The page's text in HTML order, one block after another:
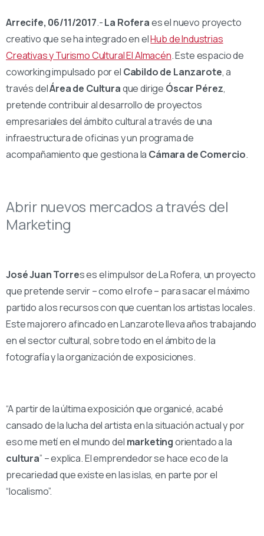
Arrecife, 06/11/2017.-La Roferaes el nuevo proyecto
creativo que se ha integrado en elHub de Industrias
Creativas y Turismo Cultural El Almacén. Este espacio de
coworking impulsado por el Cabildo de Lanzarote, a
través delÁrea de Culturaque dirige Óscar Pérez,
pretende contribuir al desarrollo de proyectos
empresariales del ámbito cultural a través de una
infraestructura de oficinas y un programa de
acompañamiento que gestiona la Cámara de Comercio.
Abrir nuevos mercados a través del
Marketing
José Juan Torres es el impulsor de La Rofera, un proyecto
que pretende servir – como el rofe – para sacar el máximo
partido a los recursos con que cuentan los artistas locales.
Este majorero afincado en Lanzarote lleva años trabajando
en el sector cultural, sobre todo en el ámbito de la
fotografía y la organización de exposiciones.
“A partir de la última exposición que organicé, acabé
cansado de la lucha del artista en la situación actual y por
eso me metí en el mundo del marketingorientado a la
cultura” – explica. El emprendedor se hace eco de la
precariedad que existe en las islas, en parte por el
“localismo”.